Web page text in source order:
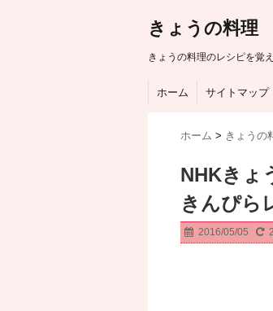
きょうの料
きょうの料理のレシピを覚
ホーム サイトマップ
ホーム > きょうの
NHKきょ
きんぴら
2016/05/05